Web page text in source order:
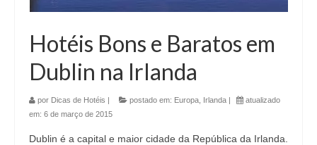
Hotéis Bons e Baratos em
Dublin na Irlanda
por Dicas de Hotéis | postado em: Europa Irlanda |
atualizado
em: 6 de março de 2015
Dublin é a capital e maior cidade da República da Irlanda.